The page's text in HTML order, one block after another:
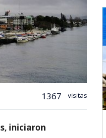
1367 visitas
iniciaron